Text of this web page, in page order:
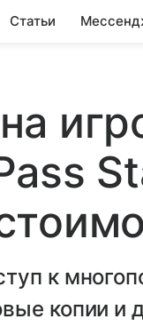
Статьи
к
копии и